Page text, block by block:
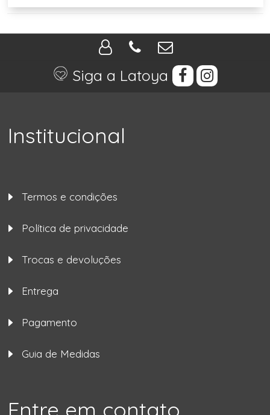
Siga a Latoya
Institucional
Termos e condições
Política de privacidade
Trocas e devoluções
Entrega
Pagamento
Guia de Medidas
Entre em contato